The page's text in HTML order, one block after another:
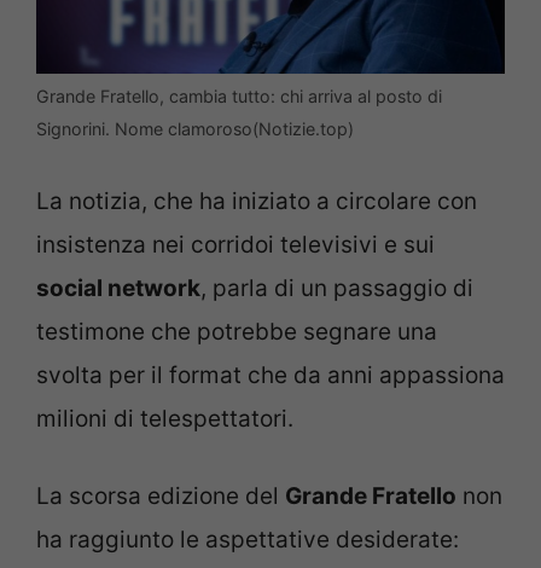
Grande Fratello, cambia tutto: chi arriva al posto di
Signorini. Nome clamoroso(Notizie.top)
La notizia, che ha iniziato a circolare con
insistenza nei corridoi televisivi e sui
social network, parla di un passaggio di
testimone che potrebbe segnare una
svolta per il format che da anni appassiona
milioni di telespettatori.
La scorsa edizione del Grande Fratello non
ha raggiunto le aspettative desiderate: